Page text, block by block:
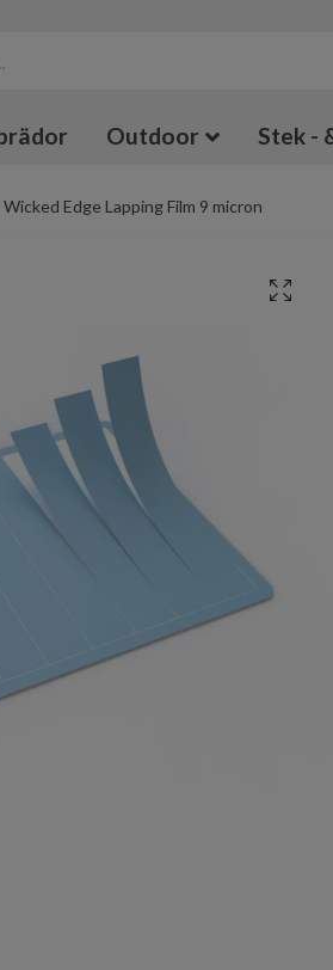
Outdoor Stek -
Wicked Edge Lapping Film 9 micron